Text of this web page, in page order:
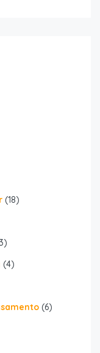
(18)
(4)
(6)